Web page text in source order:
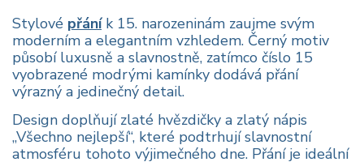
Stylové přáník 15. narozeninám zaujme svým
moderním a elegantním vzhledem. Černý motiv
působí luxusně a slavnostně, zatímco číslo 15
vyobrazené modrými kamínky dodává přání
výrazný a jedinečný detail.
Design doplňují zlaté hvězdičky a zlatý nápis
„Všechno nejlepší“, které podtrhují slavnostní
atmosféru tohoto výjimečného dne. Přání je ideální